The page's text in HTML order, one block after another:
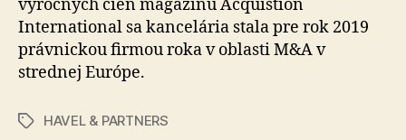
výročných cien magazínu Acquistion
International sa kancelária stala pre rok 2019
právnickou firmou roka v oblasti M&A v
strednej Európe.
ZnačkyHAVEL & PARTNERS